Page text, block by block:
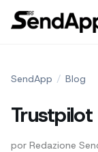
SendApp / Blog
por Redazione